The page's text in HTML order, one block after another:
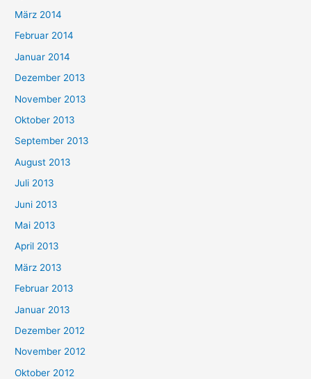
März 2014
Februar 2014
Januar 2014
Dezember 2013
November 2013
Oktober 2013
September 2013
August 2013
Juli 2013
Juni 2013
Mai 2013
April 2013
März 2013
Februar 2013
Januar 2013
Dezember 2012
November 2012
Oktober 2012